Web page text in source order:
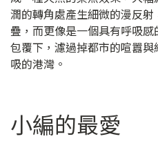
潤的轉角處產生細微的漫反
疊，而更像是一個具有呼吸
包覆下，濾過掉都市的喧囂
吸的港灣。
小編的最愛